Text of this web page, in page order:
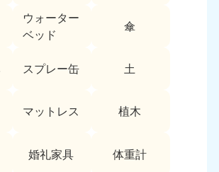
ウォーター
ベッド
傘
スプレー缶 土
マットレス 植木
婚礼家具 体重計
5255 050-1881-5259
中無休
長野県
9:00〜19:00 年中無休
5258 050-1881-5261